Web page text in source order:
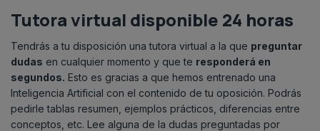
Tutora virtual disponible 24 horas
Tendrás a tu disposición una tutora virtual a la que preguntar
dudas en cualquier momento y que te responderá en
segundos. Esto es gracias a que hemos entrenado una
Inteligencia Artificial con el contenido de tu oposición. Podrás
pedirle tablas resumen, ejemplos prácticos, diferencias entre
conceptos, etc. Lee alguna de la dudas preguntadas por